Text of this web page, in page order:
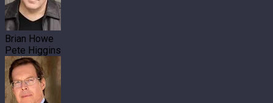
Brian Howe
Pete Higgins